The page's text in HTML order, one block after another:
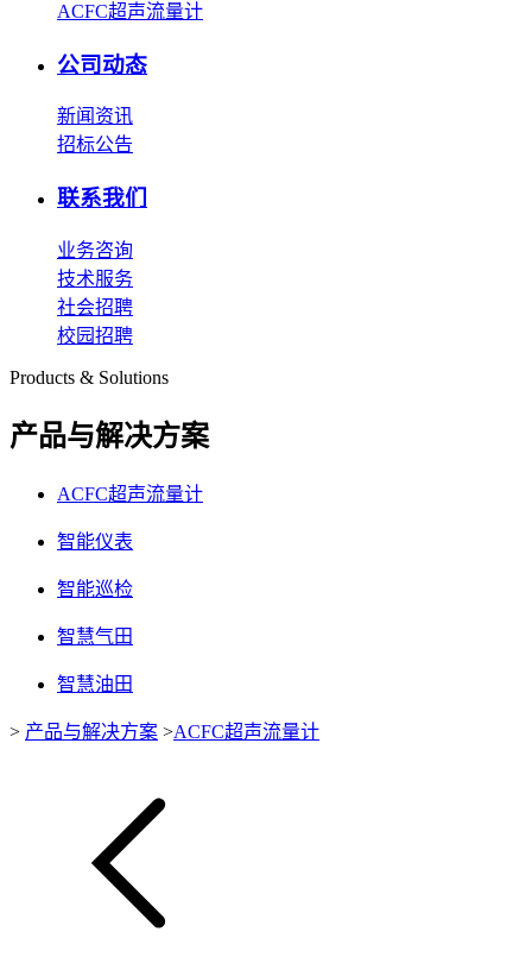
ACFC超声流量计
公司动态
新闻资讯
招标公告
联系我们
业务咨询
技术服务
社会招聘
校园招聘
Products & Solutions
产品与解决方案
ACFC超声流量计
智能仪表
智能巡检
智慧气田
智慧油田
> 产品与解决方案 >ACFC超声流量计